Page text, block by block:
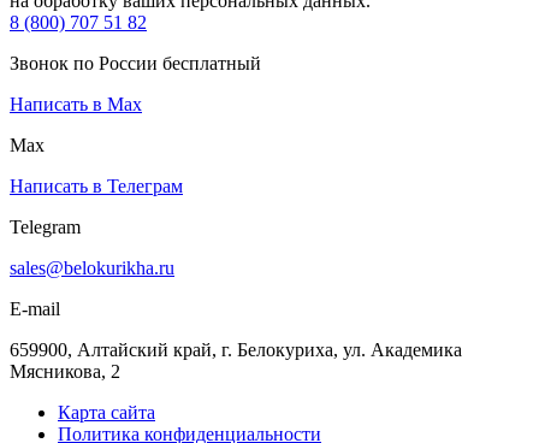
8 (800) 707 51 82
Звонок по России бесплатный
Написать в Max
Max
Написать в Телеграм
Telegram
sales@belokurikha.ru
E-mail
659900, Алтайский край, г. Белокуриха, ул. Академика
Мясникова, 2
Карта сайта
Политика конфиденциальности